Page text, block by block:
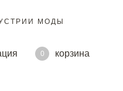
МОДЫ
0
корзина